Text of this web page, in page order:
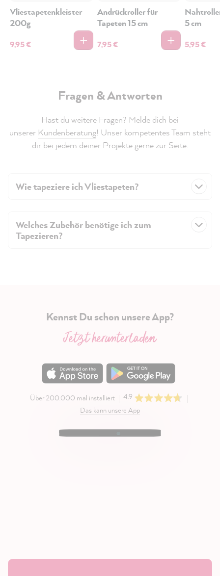
Vliestapetenkleister
200g
9,95 €
Andrückroller für
Tapeten 15 cm
7,95 €
5 cm
5,95 €
Fragen & Antworten
Hast du weitere Fragen? Melde dich bei
unserer Kundenberatung! Unser kompetentes Team steht
dir bei jedem deiner Projekte gerne zur Seite.
Wie tapeziere ich Vliestapeten?
Welches Zubehör benötige ich zum
Tapezieren?
Kennst Du schon unsere App?
Jetzt herunterladen
Über 200.000 mal installiert
4.9
Das kann unsere App